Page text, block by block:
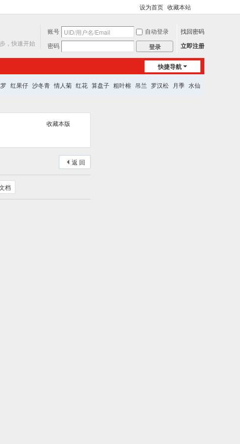
设为首页 收藏本站
切
到
宽
版
账号 自动登录
找回密码
密码
登录 立即注册
，快速开始
快捷导航
红果仔 沙冬青 情人菊 红花 算盘子 粗叶榕 吊兰 罗汉松 月季 水仙
收藏本版
返 回
档